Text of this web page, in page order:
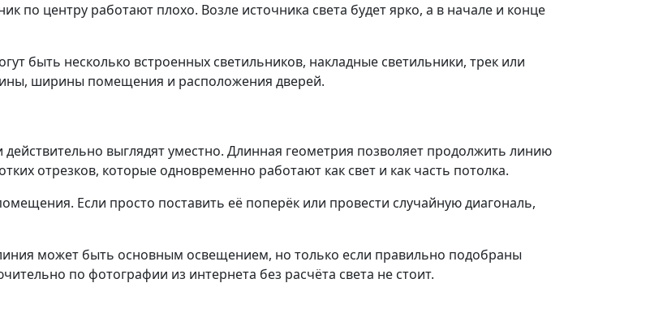
по центру работают плохо. Возле источника света будет ярко, а в начале и конце
быть несколько встроенных светильников, накладные светильники, трек или
ширины помещения и расположения дверей.
выглядят уместно. Длинная геометрия позволяет продолжить линию
отрезков, которые одновременно работают как свет и как часть потолка.
Если просто поставить её поперёк или провести случайную диагональ,
может быть основным освещением, но только если правильно подобраны
по фотографии из интернета без расчёта света не стоит.